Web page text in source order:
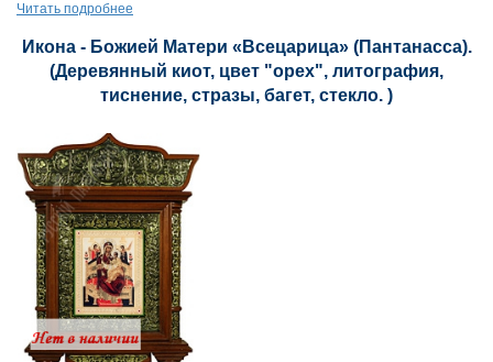
Читать подробнее
Икона - Божией Матери «Всецарица» (Пантанасса).
(Деревянный киот, цвет "орех", литография,
тиснение, стразы, багет, стекло. )